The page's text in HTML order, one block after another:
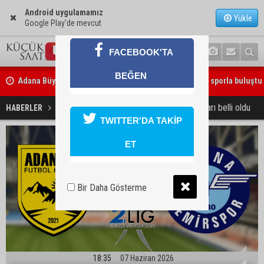
Android uygulamamız
Google Play'de mevcut
Yükle
Adana Büyükşehir Yaz Spor Okulları’nda 30 bin çocuk sporla buluştu
HABERLER SPOR Adana temsilcilerinin 2. Lig grupları belli oldu
18:35 07 Haziran 2026
FACEBOOK'TA
BEĞEN
TWITTER'DA TAKİP
ET
Bir Daha Gösterme